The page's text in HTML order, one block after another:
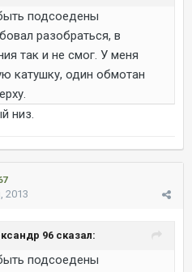
подсоедены
разобраться, в
так и не смог. У меня
катушку, один обмотан
низ.
2013
96 сказал:
подсоедены